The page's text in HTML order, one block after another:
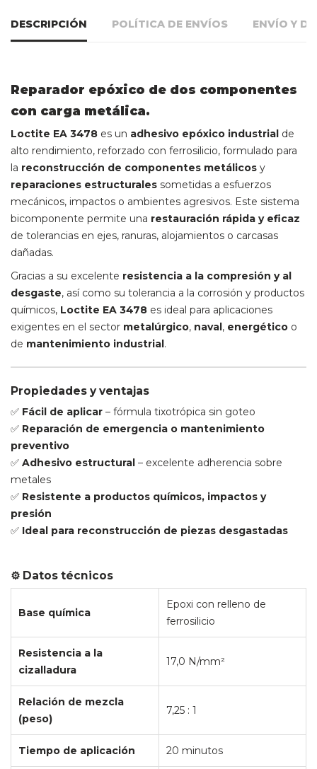
DESCRIPCIÓN POLÍTICA DE ENVÍOS ENVÍO Y
Reparador epóxico de dos componentes
con carga metálica.
Loctite EA 3478 es un adhesivo epóxico industrial de
alto rendimiento, reforzado con ferrosilicio, formulado para
la reconstrucción de componentes metálicos y
reparaciones estructurales sometidas a esfuerzos
mecánicos, impactos o ambientes agresivos. Este sistema
bicomponente permite una restauración rápida y eficaz
de tolerancias en ejes, ranuras, alojamientos o carcasas
dañadas.
Gracias a su excelente resistencia a la compresión y al
desgaste, así como su tolerancia a la corrosión y productos
químicos, Loctite EA 3478 es ideal para aplicaciones
exigentes en el sector metalúrgico, naval, energético o
de mantenimiento industrial.
Propiedades y ventajas
✅ Fácil de aplicar – fórmula tixotrópica sin goteo
✅ Reparación de emergencia o mantenimiento
preventivo
✅ Adhesivo estructural – excelente adherencia sobre
metales
✅ Resistente a productos químicos, impactos y
presión
✅ Ideal para reconstrucción de piezas desgastadas
⚙️ Datos técnicos
Base química
Epoxi con relleno de
ferrosilicio
Resistencia a la
cizalladura
17,0 N/mm²
Relación de mezcla
(peso)
7,25 : 1
Tiempo de aplicación 20 minutos